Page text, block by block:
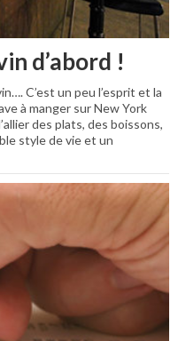
d’abord !
C’est un peu l’esprit et la
à manger sur New York
des plats, des boissons,
style de vie et un